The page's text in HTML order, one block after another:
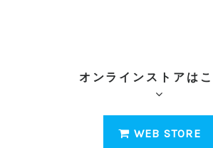
オンラインストアは
WEB STORE